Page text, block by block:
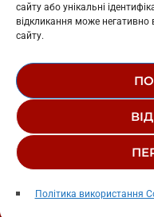
сайту або унікальні
відкликання може негативно
сайту.
Політика використання
play_arrow
© 1995-2026 РК
РЕДАКЦІЙНИЙ
СТРУКТУРА